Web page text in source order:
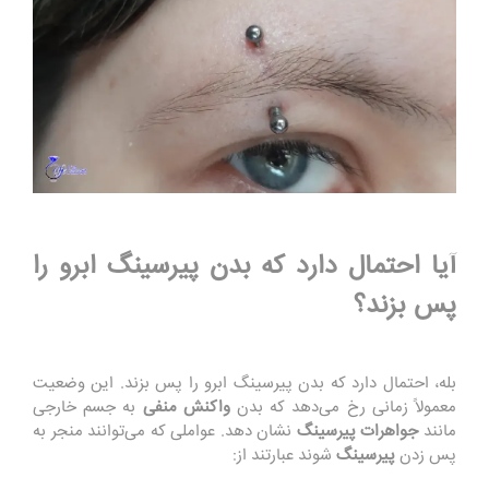
آیا احتمال دارد که بدن پیرسینگ ابرو را
پس بزند؟
بله، احتمال دارد که بدن پیرسینگ ابرو را پس بزند. این وضعیت
معمولاً زمانی رخ می‌دهد که بدنواکنش منفی به جسم خارجی
مانندجواهراتپیرسینگ نشان دهد. عواملی که می‌توانند منجر به
پس زدنپیرسینگ شوند عبارتند از: